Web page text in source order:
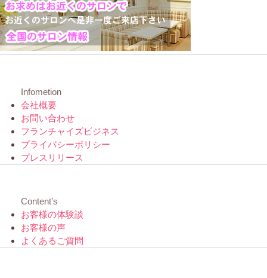
Infometion
会社概要
お問い合わせ
フランチャイズビジネス
プライバシーポリシー
プレスリリース
Content’s
お客様の体験談
お客様の声
よくあるご質問